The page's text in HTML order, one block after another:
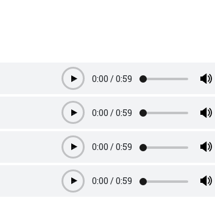
Play0:00 /0:59
Play0:00 /0:59
Play0:00 /0:59
Play0:00 /0:59